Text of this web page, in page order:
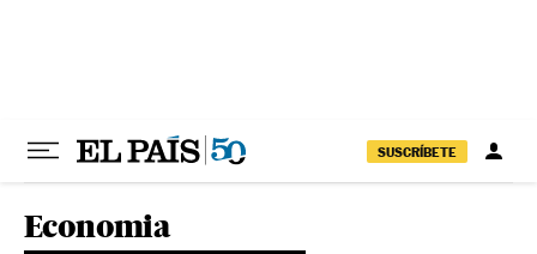
SUSCRÍBETE
Economia